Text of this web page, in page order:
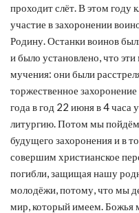
проходит слёт. В этом году
участие в захоронении
Родину. Останки воинов
и было установлено, что
мучения: они были
торжественное
года в год 22 июня в 4
литургию. Потом мы
будущего захоронения и в
совершим христианское
погибли, защищая нашу
молодёжи, потому, что мы
мир, который имеем. Божья